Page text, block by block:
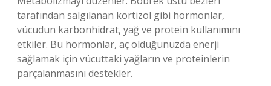
tarafından salgılanan kortizol gibi hormonlar,
vücudun karbonhidrat, yağ ve protein kullanımını
etkiler. Bu hormonlar, aç olduğunuzda enerji
sağlamak için vücuttaki yağların ve proteinlerin
parçalanmasını destekler.